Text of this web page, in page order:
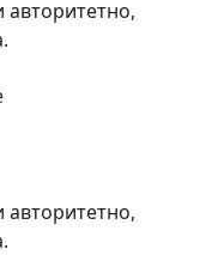
авторитетно,
авторитетно,